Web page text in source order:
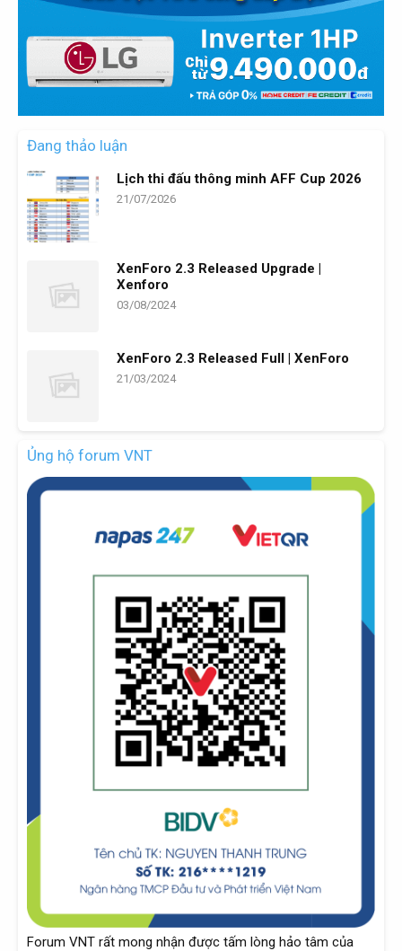
Đang thảo luận
Lịch thi đấu thông minh AFF Cup 2026
21/07/2026
XenForo 2.3 Released Upgrade |
Xenforo
03/08/2024
XenForo 2.3 Released Full | XenForo
21/03/2024
Ủng hộ forum VNT
Forum VNT rất mong nhận được tấm lòng hảo tâm của